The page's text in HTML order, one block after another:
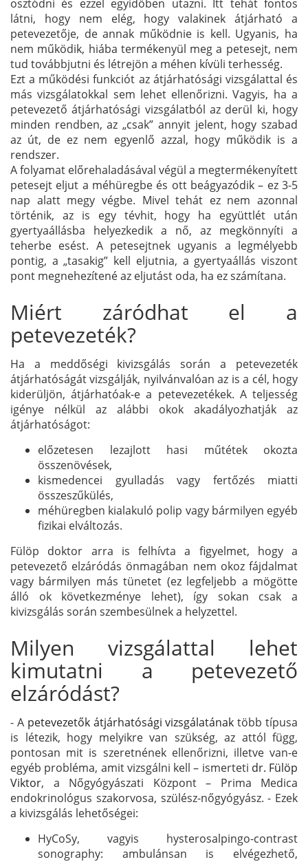
osztódni és ezzel egyidőben utazni. Itt tehát fontos
látni, hogy nem elég, hogy valakinek átjárható a
petevezetője, de annak működnie is kell. Ugyanis, ha
nem működik, hiába termékenyül meg a petesejt, nem
tud továbbjutni és létrejön a méhen kívüli terhesség.
Ezt a működési funkciót az átjárhatósági vizsgálattal és
más vizsgálatokkal sem lehet ellenőrizni. Vagyis, ha a
petevezető átjárhatósági vizsgálatból az derül ki, hogy
minden rendben, az „csak” annyit jelent, hogy szabad
az út, de ez nem egyenlő azzal, hogy működik is a
rendszer.
A folyamat előrehaladásával végül a megtermékenyített
petesejt eljut a méhüregbe és ott beágyazódik – ez 3-5
nap alatt megy végbe. Mivel tehát ez nem azonnal
történik, az is egy tévhit, hogy ha együttlét után
gyertyaállásba helyezkedik a nő, az megkönnyíti a
teherbe esést. A petesejtnek ugyanis a legmélyebb
pontig, a „tasakig” kell eljutnia, a gyertyaállás viszont
pont megnehezítené az eljutást oda, ha ez számítana.
Miért záródhat el a
petevezeték?
Ha a meddőségi kivizsgálás során a petevezeték
átjárhatóságát vizsgálják, nyilvánvalóan az is a cél, hogy
kiderüljön, átjárhatóak-e a petevezetékek. A teljesség
igénye nélkül az alábbi okok akadályozhatják az
átjárhatóságot:
előzetesen lezajlott hasi műtétek okozta
összenövések,
kismedencei gyulladás vagy fertőzés miatti
összeszűkülés,
méhüregben kialakuló polip vagy bármilyen egyéb
fizikai elváltozás.
Fülöp doktor arra is felhívta a figyelmet, hogy a
petevezető elzáródás önmagában nem okoz fájdalmat
vagy bármilyen más tünetet (ez legfeljebb a mögötte
álló ok következménye lehet), így sokan csak a
kivizsgálás során szembesülnek a helyzettel.
Milyen vizsgálattal lehet
kimutatni a petevezető
elzáródást?
- A petevezetők átjárhatósági vizsgálatának több típusa
is létezik, hogy melyikre van szükség, az attól függ,
pontosan mit is szeretnének ellenőrizni, illetve van-e
egyéb probléma, amit vizsgálni kell – ismerteti dr. Fülöp
Viktor, a Nőgyógyászati Központ – Prima Medica
endokrinológus szakorvosa, szülész-nőgyógyász. - Ezek
a kivizsgálás lehetőségei:
HyCoSy, vagyis hysterosalpingo-contrast
sonography: ambulánsan is elvégezhető,